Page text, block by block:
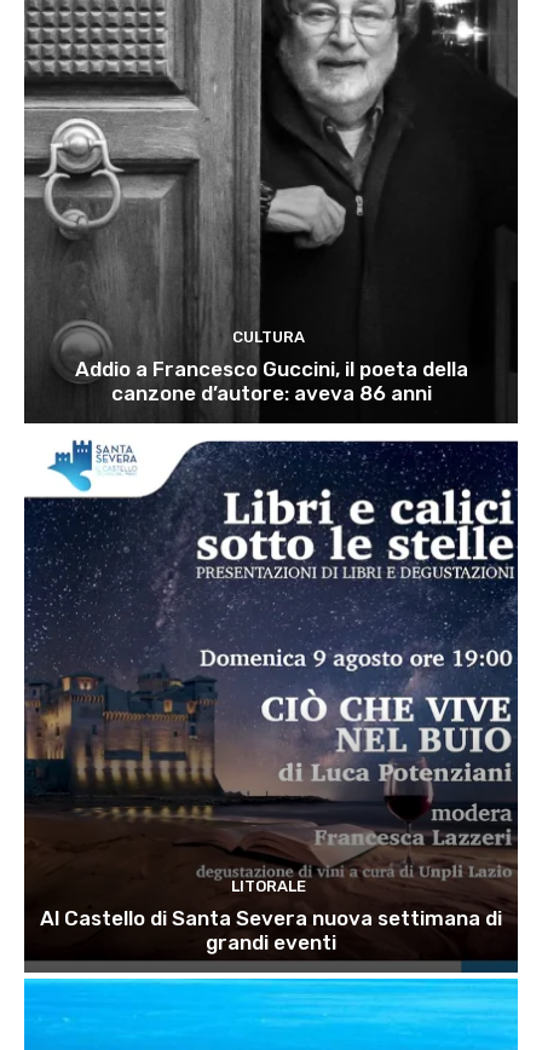
CULTURA
Addio a Francesco Guccini, il poeta della
canzone d’autore: aveva 86 anni
LITORALE
Al Castello di Santa Severa nuova settimana di
grandi eventi